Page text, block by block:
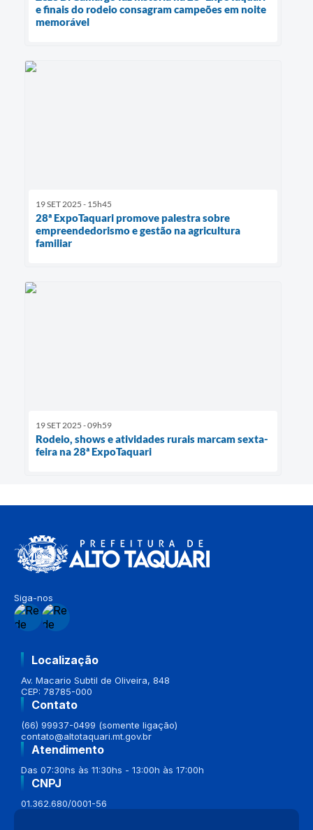
e finais do rodeio consagram campeões em noite
memorável
19 SET 2025 - 15h45
28ª ExpoTaquari promove palestra sobre
empreendedorismo e gestão na agricultura
familiar
19 SET 2025 - 09h59
Rodeio, shows e atividades rurais marcam sexta-
feira na 28ª ExpoTaquari
Siga-nos
Localização
Av. Macario Subtil de Oliveira, 848
CEP: 78785-000
Contato
(66) 99937-0499 (somente ligação)
contato@altotaquari.mt.gov.br
Atendimento
Das 07:30hs às 11:30hs - 13:00h às 17:00h
CNPJ
01.362.680/0001-56